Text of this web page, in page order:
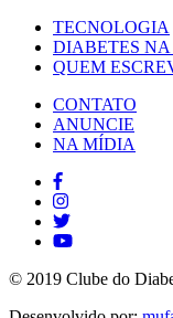
TECNOLOGIA
DIABETES
QUEM
CONTATO
ANUNCIE
NA MÍDIA
© 2019 Clube do